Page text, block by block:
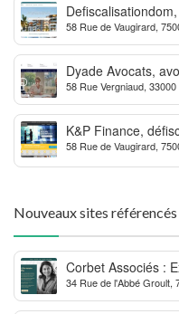
Outre-mer
58 Rue de Vaugirard,
Dyade Avocats,
MDPH
58 Rue Vergniaud,
K&P Finance,
58 Rue de Vaugirard,
Nouveaux sites référencés
Corbet Associés :
d’Entreprise
34 Rue de l'Abbé Groult,